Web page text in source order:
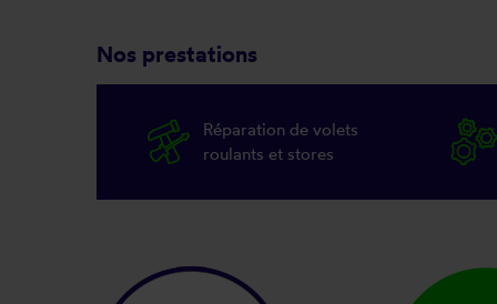
Nos prestations
Réparation de volets
roulants et stores